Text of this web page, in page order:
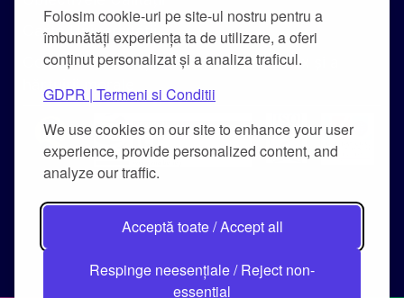
Folosim cookie-uri pe site-ul nostru pentru a
îmbunătăți experiența ta de utilizare, a oferi
conținut personalizat și a analiza traficul.
GDPR | Termeni si Conditii
We use cookies on our site to enhance your user
experience, provide personalized content, and
analyze our traffic.
Acceptă toate / Accept all
Respinge neesențiale / Reject non-
essential
Carta Universității
Combaterea hărțuirii pe criteriu de sex și a
hărțuirii morale